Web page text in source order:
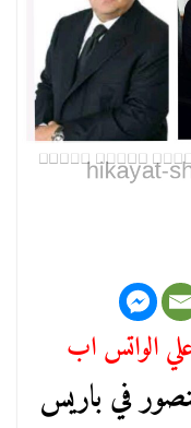
الواتس اب
في باريس